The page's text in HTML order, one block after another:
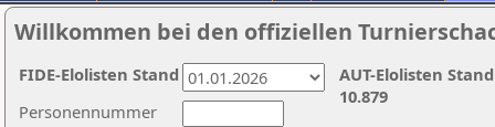
Willkommen bei den offiziellen
Personennummer
AUT-Elolisten
10.879
FIDE-Elolisten Stand